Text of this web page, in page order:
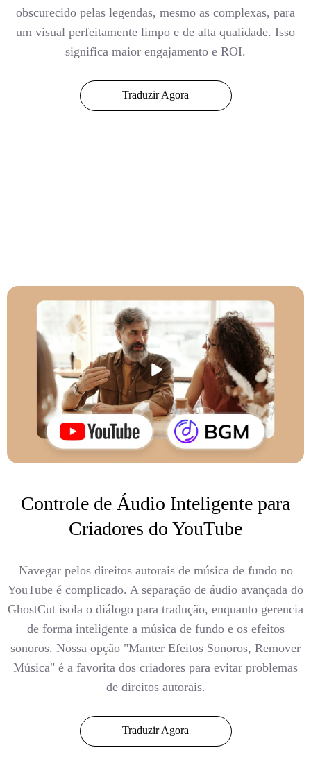
obscurecido pelas legendas, mesmo as complexas, para
um visual perfeitamente limpo e de alta qualidade. Isso
significa maior engajamento e ROI.
Traduzir Agora
Controle de Áudio Inteligente para
Criadores do YouTube
Navegar pelos direitos autorais de música de fundo no
YouTube é complicado. A separação de áudio avançada do
GhostCut isola o diálogo para tradução, enquanto gerencia
de forma inteligente a música de fundo e os efeitos
sonoros. Nossa opção "Manter Efeitos Sonoros, Remover
Música" é a favorita dos criadores para evitar problemas
de direitos autorais.
Traduzir Agora